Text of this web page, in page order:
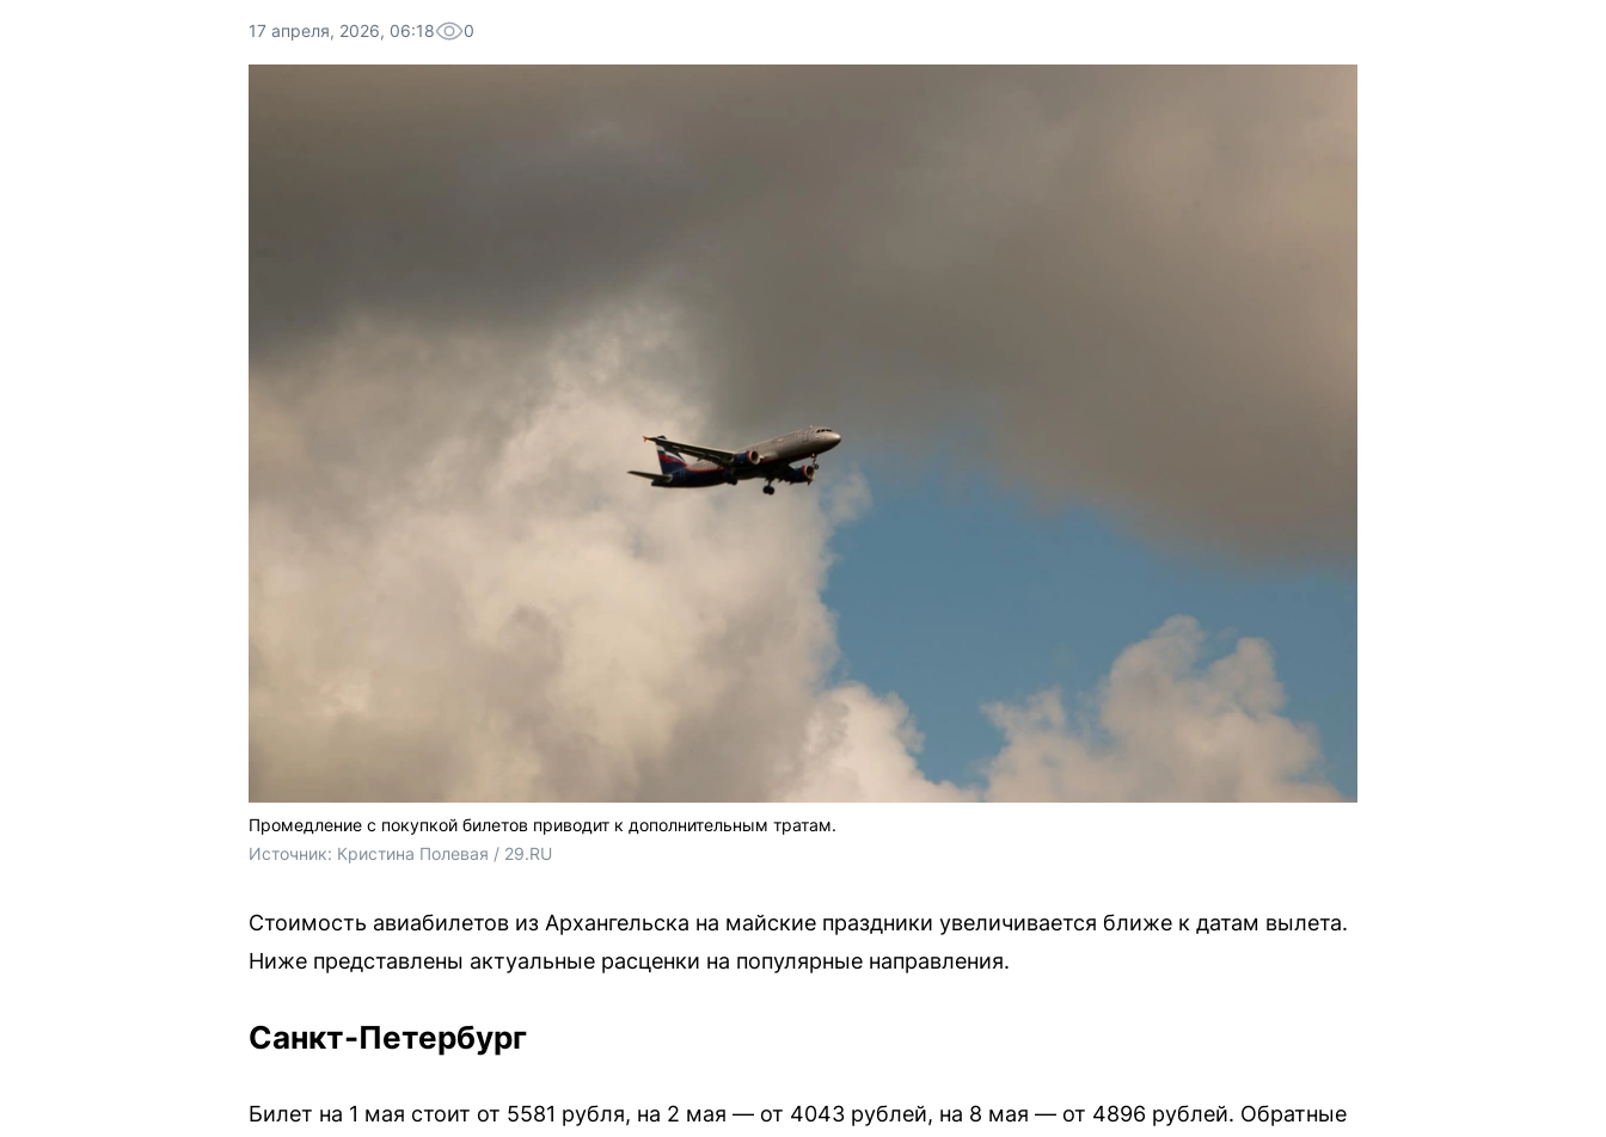
17 апреля, 2026, 06:18 0
Промедление с покупкой билетов приводит к дополнительным тратам.
Источник: Кристина Полевая / 29.RU
Стоимость авиабилетов из Архангельска на майские праздники увеличивается ближе к датам вылета.
Ниже представлены актуальные расценки на популярные направления.
Санкт-Петербург
Билет на 1 мая стоит от 5581 рубля, на 2 мая — от 4043 рублей, на 8 мая — от 4896 рублей. Обратные